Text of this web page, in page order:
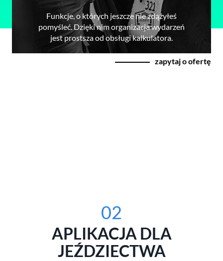
Funkcje, o których jeszcze nie zdążyłeś
pomyśleć. Dzięki nim organizacja wydarzeń
jest prostsza od obsługi kalkulatora.
zapytaj o ofertę
02
APLIKACJA DLA
JEŹDZIECTWA